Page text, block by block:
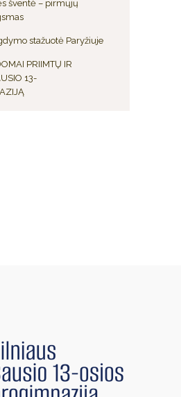
šventė – pirmųjų
stažuotė Paryžiuje
PRIIMTŲ IR
13-